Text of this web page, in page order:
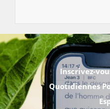
Inscrivez-
Quotidiennes